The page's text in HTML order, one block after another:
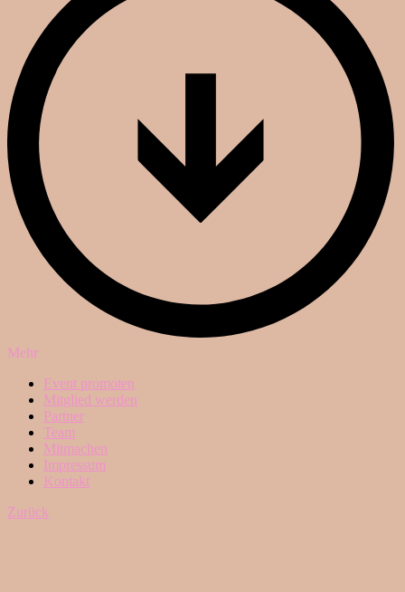
Mehr
Event promoten
Mitglied werden
Partner
Team
Mitmachen
Impressum
Kontakt
Zurück